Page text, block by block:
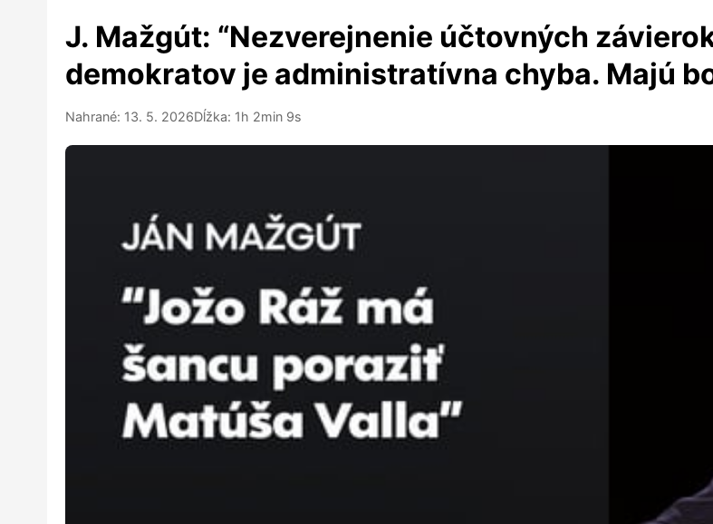
J. Mažgút: “Nezverejnenie účtovných
demokratov je administratívna chyba. Majú
Nahrané: 13. 5. 2026Dĺžka: 1h 2min 9s